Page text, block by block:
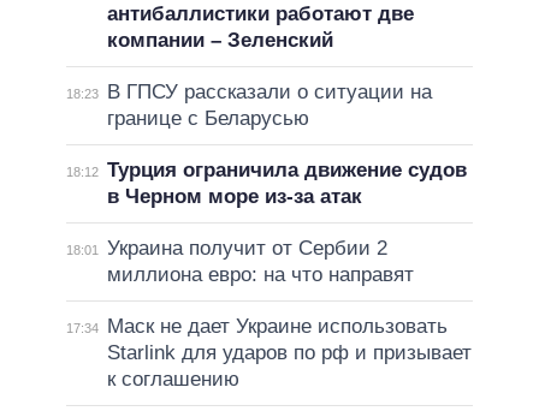
антибаллистики работают две
компании – Зеленский
18:23
В ГПСУ рассказали о ситуации на
границе с Беларусью
18:12 Турция ограничила движение судов
в Черном море из-за атак
18:01
Украина получит от Сербии 2
миллиона евро: на что направят
17:34
Маск не дает Украине использовать
Starlink для ударов по рф и призывает
к соглашению